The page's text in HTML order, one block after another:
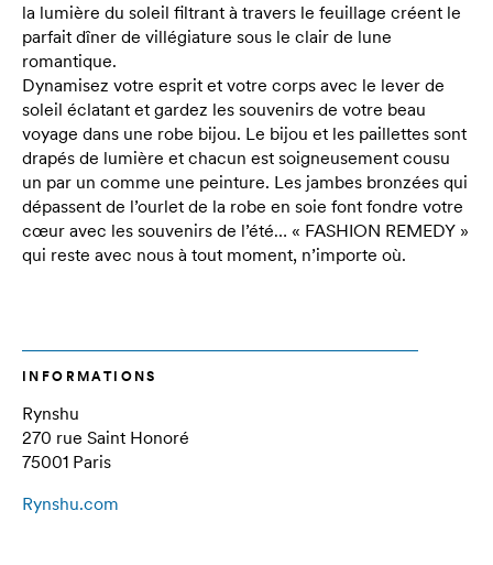
la lumière du soleil filtrant à travers le feuillage créent le
parfait dîner de villégiature sous le clair de lune
romantique.
Dynamisez votre esprit et votre corps avec le lever de
soleil éclatant et gardez les souvenirs de votre beau
voyage dans une robe bijou. Le bijou et les paillettes sont
drapés de lumière et chacun est soigneusement cousu
un par un comme une peinture. Les jambes bronzées qui
dépassent de l’ourlet de la robe en soie font fondre votre
cœur avec les souvenirs de l’été… « FASHION REMEDY »
qui reste avec nous à tout moment, n’importe où.
INFORMATIONS
Rynshu
270 rue Saint Honoré
75001 Paris
Rynshu.com